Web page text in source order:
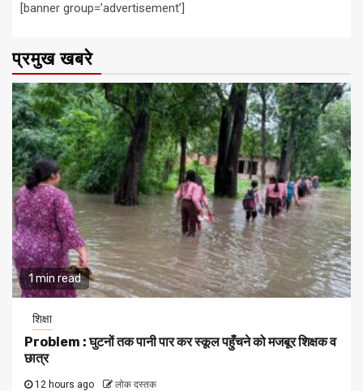
[banner group=’advertisement’]
प्रमुख खबरे
1 min read
शिक्षा
Problem : घुटनों तक पानी पार कर स्कूल पहुँचने को मजबूर शिक्षक व
छात्र
12 hours ago लोक दस्तक